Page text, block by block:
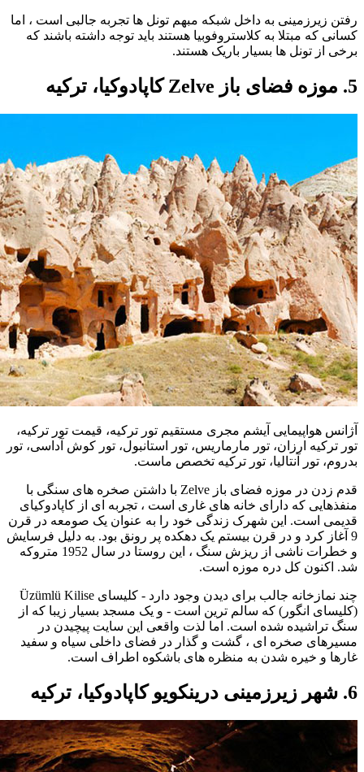
رفتن زیرزمینی به داخل شبکه مبهم تونل ها تجربه جالبی است ، اما
کسانی که مبتلا به کلاستروفوبیا هستند باید توجه داشته باشند که
برخی از تونل ها بسیار باریک هستند.
5. موزه فضای باز Zelve کاپادوکیا، ترکیه
آژانس هواپیمایی آیشم مجری مستقیم تور ترکیه، قیمت تور ترکیه،
تور ترکیه ارزان، تور مارماریس، تور استانبول، تور کوش آداسی، تور
بدروم، تور آنتالیا، تور ترکیه تخصص ماست.
قدم زدن در موزه فضای باز Zelve با داشتن صخره های سنگی با
منفذهایی که دارای خانه های غاری است ، تجربه ای از کاپادوکیای
قدیمی است. این شهرک زندگی خود را به عنوان یک صومعه در قرن
9 آغاز کرد و در قرن بیستم یک دهکده پر رونق بود. به دلیل فرسایش
و خطرات ناشی از ریزش سنگ ، این روستا در سال 1952 متروکه
شد. اکنون کل دره موزه است.
چند نمازخانه جالب برای دیدن وجود دارد - کلیسای Üzümlü Kilise
(کلیسای انگور) که سالم ترین است - و یک مسجد بسیار زیبا که از
سنگ تراشیده شده است. اما لذت واقعی این سایت پیچیدن در
مسیرهای صخره ای ، گشت و گذار در فضای داخلی سیاه و سفید
غارها و خیره شدن به منظره های باشکوه اطراف است.
6. شهر زیرزمینی درینکویو کاپادوکیا، ترکیه